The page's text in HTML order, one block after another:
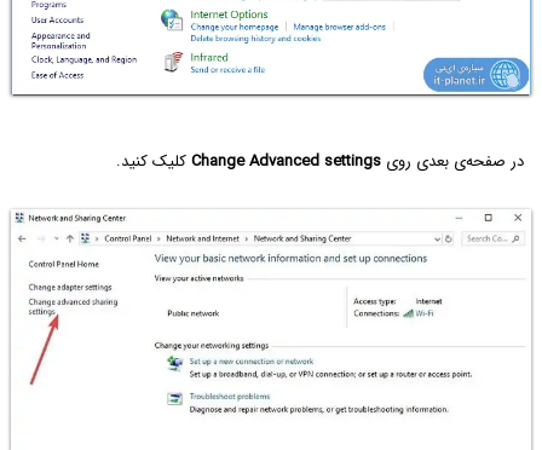
در صفحه‌ی بعدی روی Change Advanced settingsکلیک کنید.